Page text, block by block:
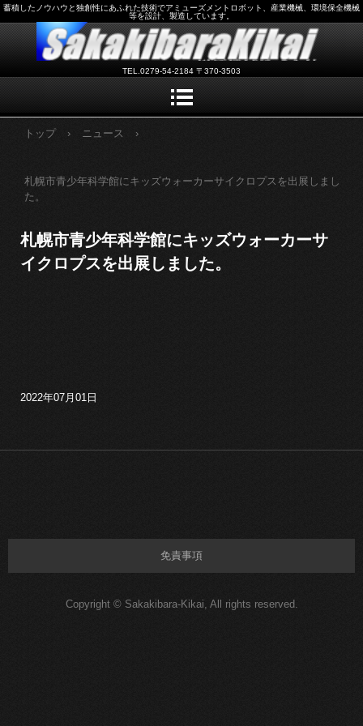
蓄積したノウハウと独創性にあふれた技術でアミューズメントロボット、産業機械、環境保全機械
等を設計、製造しています。
TEL.0279-54-2184 〒370-3503
トップ › ニュース ›
札幌市青少年科学館にキッズウォーカーサイクロプスを出展しまし
た。
札幌市青少年科学館にキッズウォーカーサ
イクロプスを出展しました。
2022年07月01日
免責事項
Copyright © Sakakibara-Kikai, All rights reserved.